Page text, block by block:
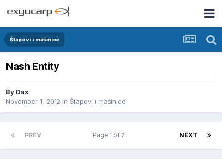
Štapovi i mašinice
Nash Entity
By Dax
November 1, 2012 in Štapovi i mašinice
PREV NEXT
Page 1 of 2